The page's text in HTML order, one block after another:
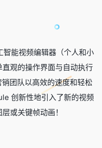
能视频编辑器（个人和小
观的操作界面与自动执行
团队以高效的速度和轻松
创新性地引入了新的视频
或关键帧动画！